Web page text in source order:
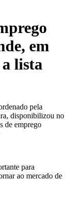
em
lista
pela
disponibilizou no
de emprego
para
ao mercado de